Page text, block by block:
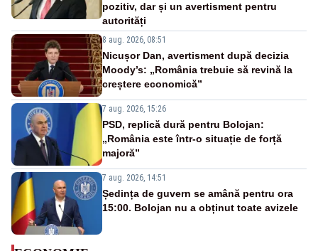
pozitiv, dar și un avertisment pentru
autorități
8 aug. 2026, 08:51
Nicușor Dan, avertisment după decizia
Moody’s: „România trebuie să revină la
creștere economică”
7 aug. 2026, 15:26
PSD, replică dură pentru Bolojan:
„România este într-o situație de forță
majoră”
7 aug. 2026, 14:51
Ședința de guvern se amână pentru ora
15:00. Bolojan nu a obținut toate avizele